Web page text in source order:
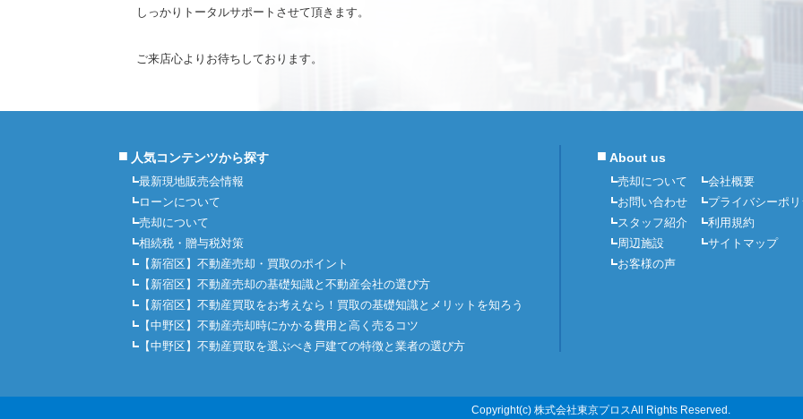
しっかりトータルサポートさせて頂きます。
ご来店心よりお待ちしております。
■ 人気コンテンツから探す
最新現地販売会情報
ローンについて
売却について
相続税・贈与税対策
【新宿区】不動産売却・買取のポイント
【新宿区】不動産売却の基礎知識と不動産会社の選び方
【新宿区】不動産買取をお考えなら！買取の基礎知識とメリットを知ろう
【中野区】不動産売却時にかかる費用と高く売るコツ
【中野区】不動産買取を選ぶべき戸建ての特徴と業者の選び方
■ About us
売却について
お問い合わせ
スタッフ紹介
周辺施設
お客様の声
会社概要
プライバシーポ
利用規約
サイトマップ
Copyright(c) 株式会社東京プロスAll Rights Reserved.